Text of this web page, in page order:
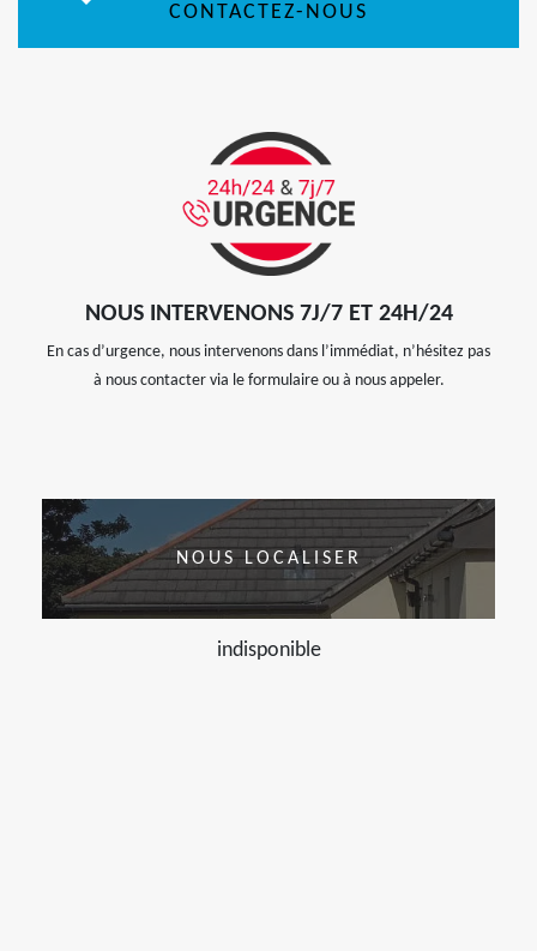
CONTACTEZ-NOUS
NOUS INTERVENONS 7J/7 ET 24H/24
En cas d’urgence, nous intervenons dans l’immédiat, n’hésitez pas
à nous contacter via le formulaire ou à nous appeler.
NOUS LOCALISER
indisponible